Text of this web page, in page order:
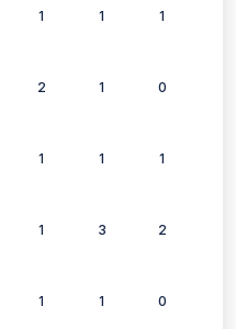
1 1 1
2 1 0
1 1 1
1 3 2
1 1 0